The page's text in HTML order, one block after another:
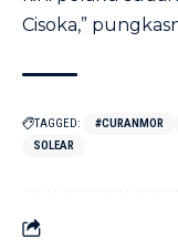
Cisoka,”
TAGGED: #CURANMOR
SOLEAR